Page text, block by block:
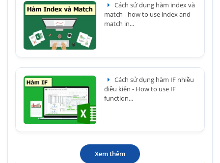
Cách sử dụng hàm index và
match - how to use index and
match in...
Cách sử dụng hàm IF nhiều
điều kiện - How to use IF
function...
Xem thêm